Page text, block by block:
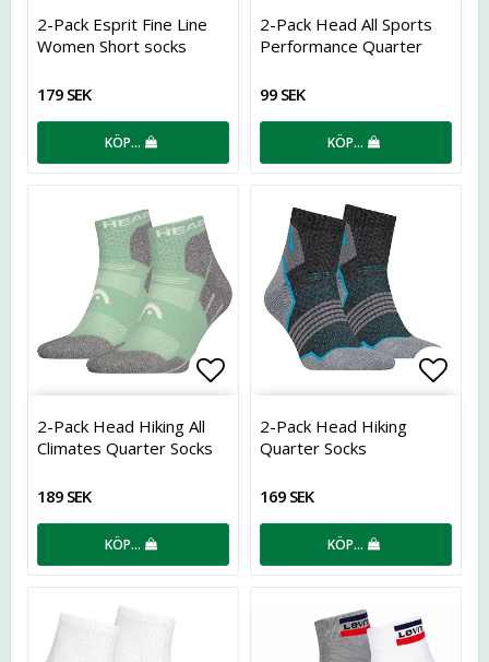
Lägg till i favoritlistan
2-Pack Esprit Fine Line
Women Short socks
179 SEK
KÖP…
2-Pack Head All Sports
Performance Quarter
99 SEK
KÖP…
Lägg till i favoritlistan
2-Pack Head Hiking All
Climates Quarter Socks
189 SEK
KÖP…
2-Pack Head Hiking
Quarter Socks
169 SEK
KÖP…